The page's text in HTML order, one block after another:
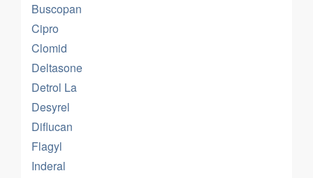
Buscopan
Cipro
Clomid
Deltasone
Detrol La
Desyrel
Diflucan
Flagyl
Inderal